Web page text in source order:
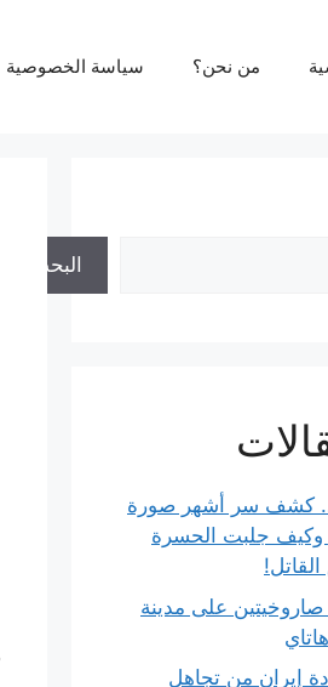
من نحن؟ سياسة الخصوصية
البحث
كشف سر أشهر صورة
وكيف جلبت الحسرة
على مدينة
إيران من تجاهل